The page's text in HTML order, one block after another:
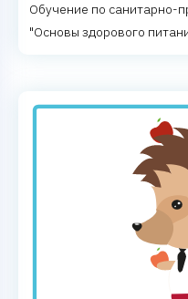
Обучение по санитарно-
"Основы здорового